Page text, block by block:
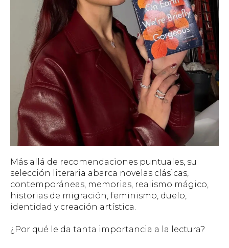
Más allá de recomendaciones puntuales, su
selección literaria abarca novelas clásicas,
contemporáneas, memorias, realismo mágico,
historias de migración, feminismo, duelo,
identidad y creación artística.
¿Por qué le da tanta importancia a la lectura?